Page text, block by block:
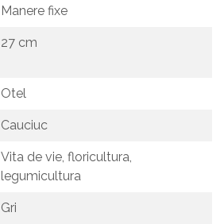
Manere fixe
27 cm
Otel
Cauciuc
Vita de vie, floricultura,
legumicultura
Gri